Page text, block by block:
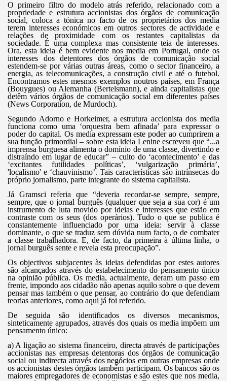
O primeiro filtro do modelo atrás referido, relacionado com a
propriedade e estrutura accionistas dos órgãos de comunicação
social, coloca a tónica no facto de os proprietários dos media
terem interesses económicos em outros sectores de actividade e
relações de proximidade com os restantes capitalistas da
sociedade. É uma complexa mas consistente teia de interesses.
Ora, esta ideia é bem evidente nos media em Portugal, onde os
interesses dos detentores dos órgãos de comunicação social
estendem-se por várias outras áreas, como o sector financeiro, a
energia, as telecomunicações, a construção civil e até o futebol.
Encontramos estes mesmos exemplos noutros países, em França
(Bouygues) ou Alemanha (Bertelsmann), e ainda capitalistas que
detêm vários órgãos de comunicação social em diferentes países
(News Corporation, de Murdoch).
Segundo Adorno e Horkeimer, a estrutura accionista dos media
funciona como uma ‘orquestra bem afinada’ para expressar o
poder do capital. Os media expressam este poder ao cumprirem a
sua função primordial – sobre esta ideia Lenine escreveu que “...a
imprensa burguesa alimenta o domínio de uma classe, divertindo e
distraíndo em lugar de educar” – culto do ‘acontecimento’ e das
‘excitantes futilidades políticas’, ‘vulgarização primária’,
'localismo' e ‘chauvinismo’. Tais características são intrínsecas do
próprio jornalismo, parte integrante do sistema capitalista.
Já Gramsci referia que “deveria recordar-se sempre, sempre,
sempre, que o jornal burguês (qualquer que seja a sua cor) é um
instrumento de luta movido por ideias e interesses que estão em
contraste com os seus (dos operários). Tudo o que se publica é
constantemente influenciado por uma ideia: servir à classe
dominante, o que se traduz sem dúvida num facto, o de combater
a classe trabalhadora. E, de facto, da primeira à última linha, o
jornal burguês sente e revela esta preocupação”.
Os objectivos subjacentes às ideias defendidas por estes autores
são alcançados através do estabelecimento do pensamento único
na opinião pública. Os media, actualmente, deram um passo em
frente, impondo aos cidadão não apenas aquilo sobre o que devem
pensar mas também o que pensar, ao contrário do que defendiam
teorias anteriores, como aqui já foi referido.
De seguida são identificados os diversos mecanismos,
sinteticamente agrupados, através dos quais os media impõem um
pensamento único:
a) A ligação ao sistema financeiro, directa através de participações
accionistas nas empresas detentoras dos órgãos de comunicação
social ou indirecta através dos negócios em outras empresas onde
os accionistas destes órgãos também participam. Os bancos são os
maiores empregadores de economistas e são estes que nos media,